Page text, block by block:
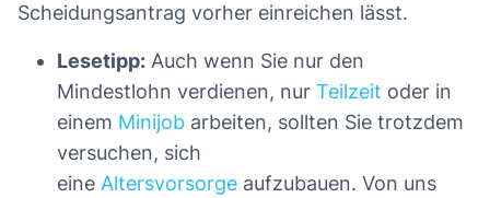
Scheidungsantrag vorher einreichen lässt.
Lesetipp: Auch wenn Sie nur den
Mindestlohn verdienen, nur Teilzeit oder in
einem Minijob arbeiten, sollten Sie trotzdem
versuchen, sich
eine Altersvorsorge aufzubauen. Von uns